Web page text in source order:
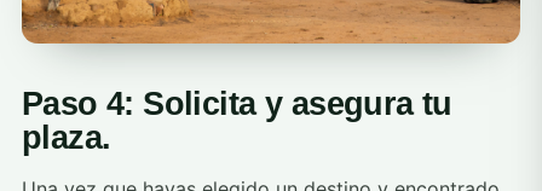
Paso 4: Solicita y asegura tu
plaza.